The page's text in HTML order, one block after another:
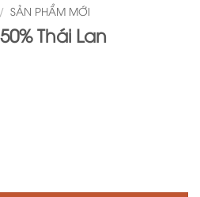
/ SẢN PHẨM MỚI
Thái Lan
số lượng